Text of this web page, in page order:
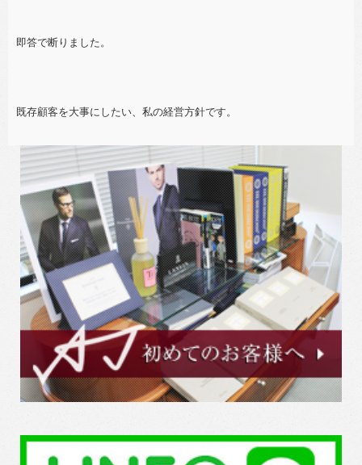
即答で断りました。
既存顧客を大事にしたい、私の経営方針です。